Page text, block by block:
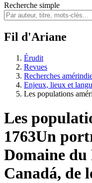
Recherche simple
Fil d'Ariane
Érudit
Revues
Recherches
Enjeux, lieux et
Les populations
Les
1763Un
Domaine du
Canadá, de